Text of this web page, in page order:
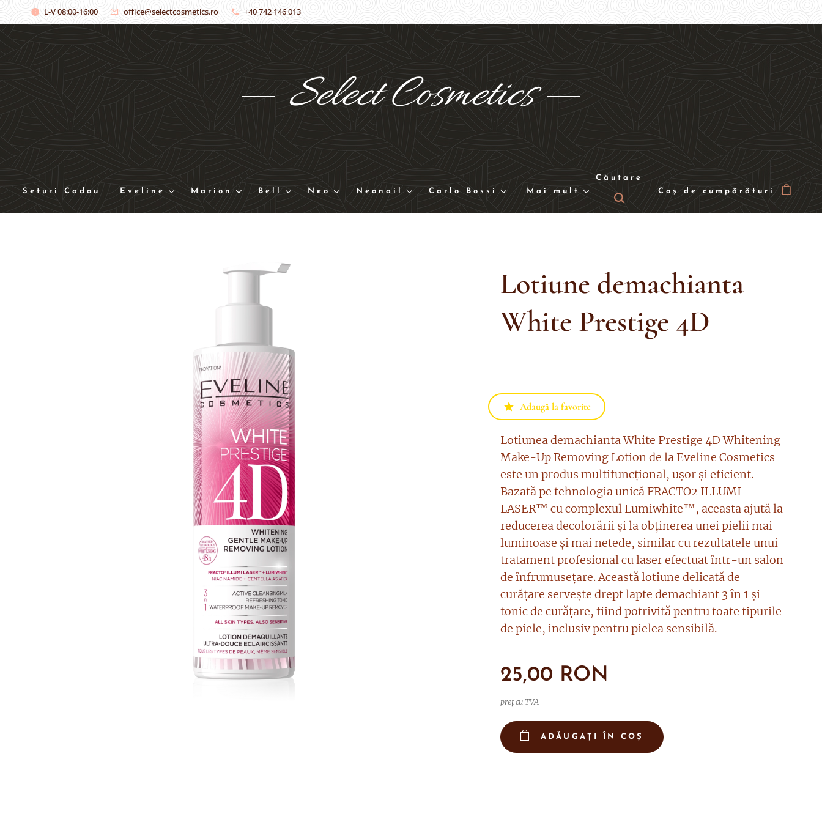
L-V 08:00-16:00 office@selectcosmetics.ro +40 742 146 013
Select Cosmetics
Seturi Cadou Eveline Marion Bell Neo Neonail Carlo Bossi Mai mult
Căutare
Coș de cumpărături
Lotiune demachianta
White Prestige 4D
Adaugă la favorite
Lotiunea demachianta White Prestige 4D Whitening
Make-Up Removing Lotion de la Eveline Cosmetics
este un produs multifuncțional, ușor și eficient.
Bazată pe tehnologia unică FRACTO2 ILLUMI
LASER™ cu complexul Lumiwhite™, aceasta ajută la
reducerea decolorării și la obținerea unei pielii mai
luminoase și mai netede, similar cu rezultatele unui
tratament profesional cu laser efectuat într-un salon
de înfrumusețare. Această lotiune delicată de
curățare servește drept lapte demachiant 3 în 1 și
tonic de curățare, fiind potrivită pentru toate tipurile
de piele, inclusiv pentru pielea sensibilă.
25,00 RON
preț cu TVA
ADĂUGAȚI ÎN COȘ